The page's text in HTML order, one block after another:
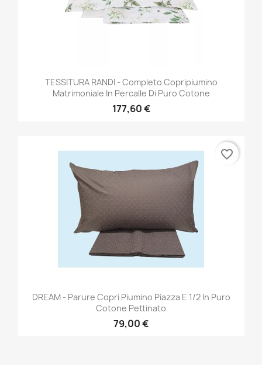
TESSITURA RANDI - Completo Copripiumino
Matrimoniale In Percalle Di Puro Cotone
177,60 €
DREAM - Parure Copri Piumino Piazza E 1/2 In Puro
Cotone Pettinato
79,00 €
favorite_border